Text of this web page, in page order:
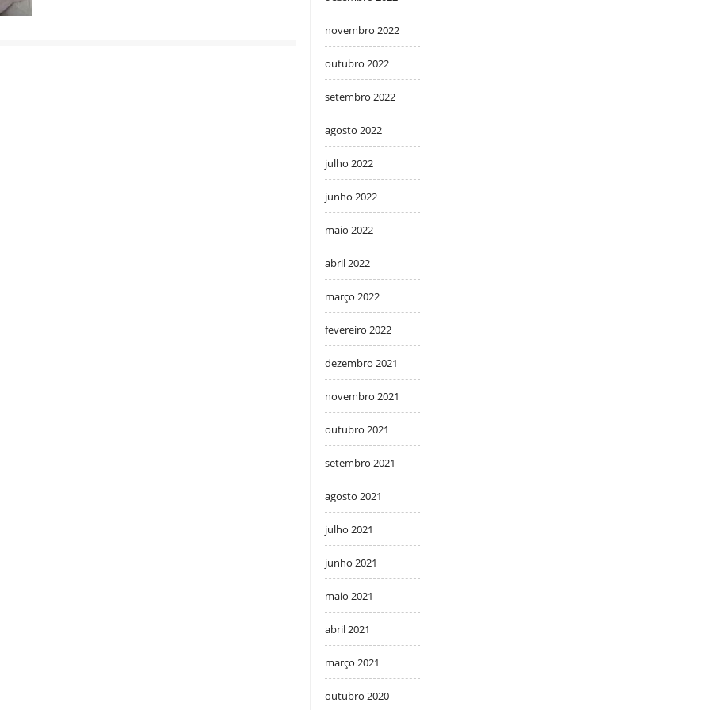
novembro 2022
outubro 2022
setembro 2022
agosto 2022
julho 2022
junho 2022
maio 2022
abril 2022
março 2022
fevereiro 2022
dezembro 2021
novembro 2021
outubro 2021
setembro 2021
agosto 2021
julho 2021
junho 2021
maio 2021
abril 2021
março 2021
outubro 2020